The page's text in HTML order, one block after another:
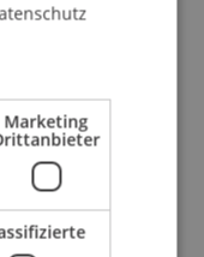
Chören in
einige
Alles in Allem
Spass am
und jeder
Marketing